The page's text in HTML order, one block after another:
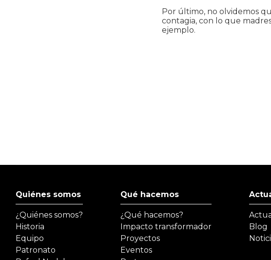
Por último, no olvidemos
contagia, con lo que
ejemplo.
Quiénes somos
¿Quiénes somos?
Historia
Equipo
Patronato
Qué hacemos
¿Qué hacemos?
Impacto transformador
Proyectos
Eventos
Blog